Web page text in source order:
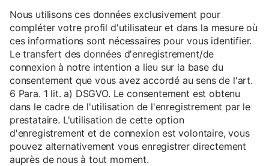
Nous utilisons ces données exclusivement pour
compléter votre profil d'utilisateur et dans la mesure où
ces informations sont nécessaires pour vous identifier.
Le transfert des données d'enregistrement/de
connexion à notre intention a lieu sur la base du
consentement que vous avez accordé au sens de l'art.
6 Para. 1 lit. a) DSGVO. Le consentement est obtenu
dans le cadre de l'utilisation de l'enregistrement par le
prestataire. L'utilisation de cette option
d'enregistrement et de connexion est volontaire, vous
pouvez alternativement vous enregistrer directement
auprès de nous à tout moment.